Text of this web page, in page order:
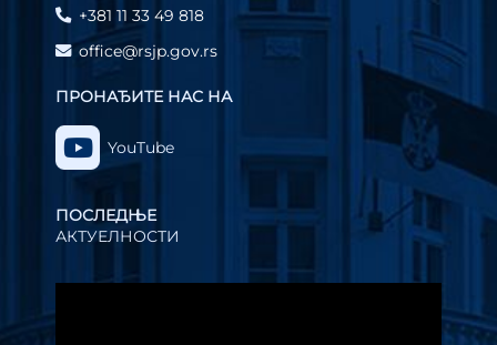
+381 11 33 49 818
office@rsjp.gov.rs
ПРОНАЂИТЕ НАС НА
YouTube
ПОСЛЕДЊЕ
АКТУЕЛНОСТИ
видео